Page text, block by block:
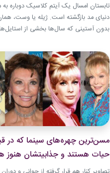
تابستان امسال یک آیتم کلاسیک دوباره به
دنیای مد بازگشته است. ژیله یا وست،
بدون آستینی که سال‌ها بخشی از
روزمره شده است. استایل تابستانی با ژیله
یکی از ترندهای محبوب فصل تبدیل
ظاهری شیک...
مسن‌ترین چهره‌های سینما که در
حیات هستند و جذابیتشان هنوز
باقیست!